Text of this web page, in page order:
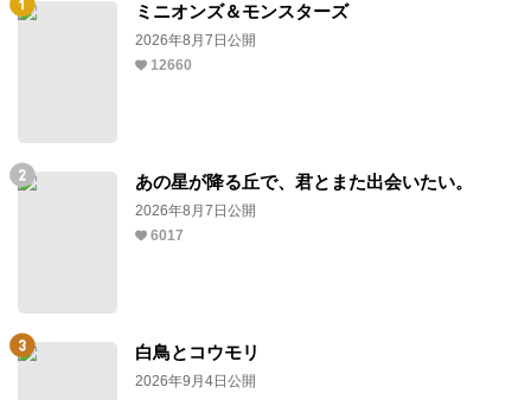
ミニオンズ＆モンスターズ
2026年8月7日公開
12660
あの星が降る丘で、君とまた出会いたい。
2026年8月7日公開
6017
白鳥とコウモリ
2026年9月4日公開